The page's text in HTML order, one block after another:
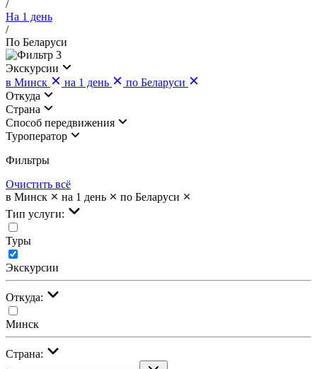
/
На 1 день
/
По Беларуси
3
Экскурсии
в Минск
на 1 день
по Беларуси
Откуда
Страна
Cпособ передвижения
Туроператор
Фильтры
Очистить всё
в Минск
на 1 день
по Беларуси
Тип услуги:
Туры
Экскурсии
Откуда:
Минск
Страна: